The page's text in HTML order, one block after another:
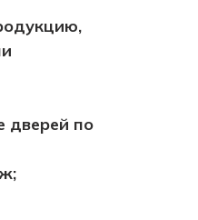
дверей по